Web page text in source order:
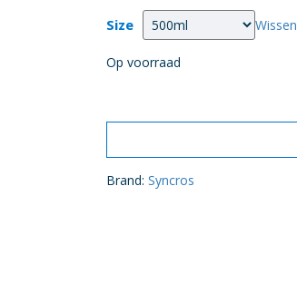
was:
€15,90.
is:
Size Wissen
Op voorraad
Brand:Syncros